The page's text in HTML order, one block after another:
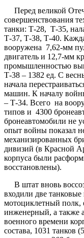
Перед великой
совершенствования
танки: Т-28, Т-35,
Т-37, Т-38, Т-40.
вооружена 7,62-мм
двигатель и 12,7-мм
промышленностью
Т-38 – 1382 ед. С
начала
машин. К началу
– Т-34. Всего на
типов и 4300
бронеавтомобили не
опыт войны показал
механизированных
дивизий (в Красной
корпуса были
восстановлены).
В штат вновь
входили две
мотоциклетный полк,
инженерный, а также
военного времени
состава, 1031 танков